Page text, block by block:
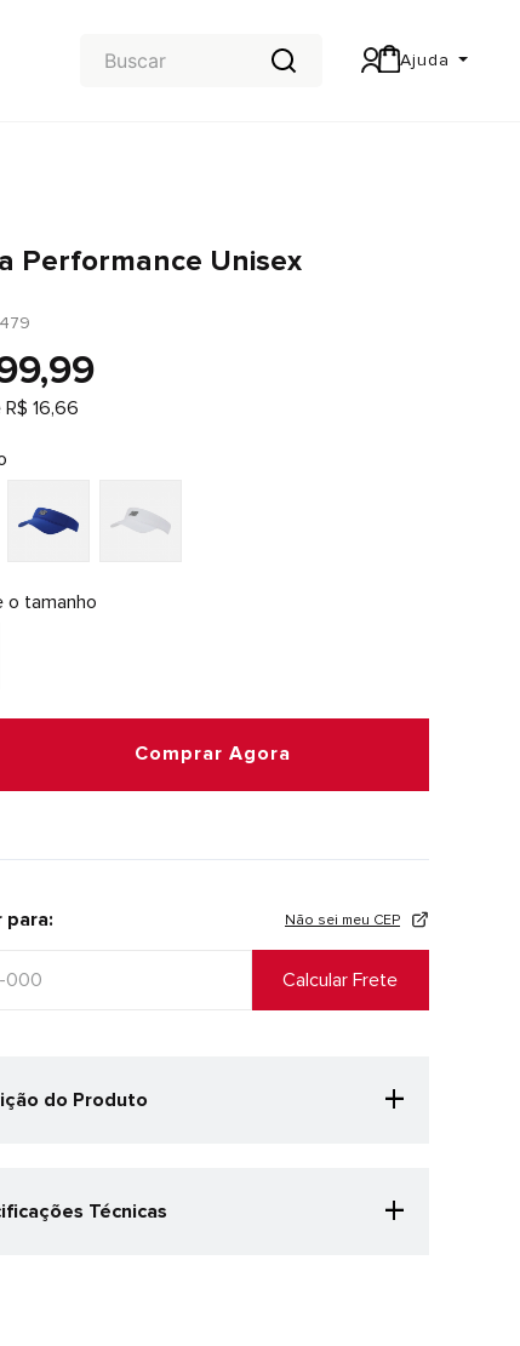
Ajuda
Performance Unisex
,99
R$ 16,66
o tamanho
Comprar Agora
para: Não sei meu CEP
do Produto +
Técnicas +